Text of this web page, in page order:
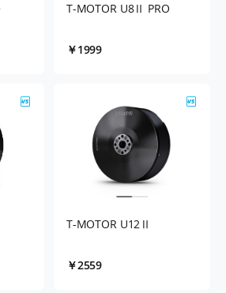
T-MOTOR U8Ⅱ PRO
￥1999
T-MOTOR U12Ⅱ
￥2559